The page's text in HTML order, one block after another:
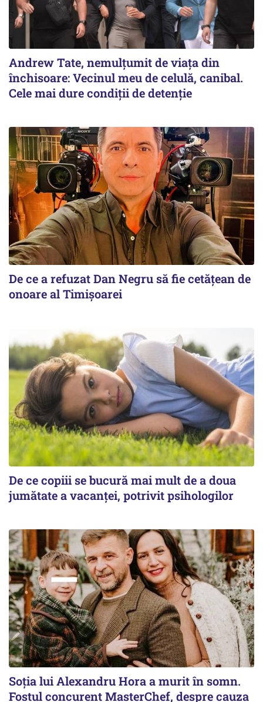
Andrew Tate, nemulțumit de viața din
închisoare: Vecinul meu de celulă, canibal.
Cele mai dure condiții de detenție
De ce a refuzat Dan Negru să fie cetățean de
onoare al Timișoarei
De ce copiii se bucură mai mult de a doua
jumătate a vacanței, potrivit psihologilor
Soția lui Alexandru Hora a murit în somn.
Fostul concurent MasterChef, despre cauza